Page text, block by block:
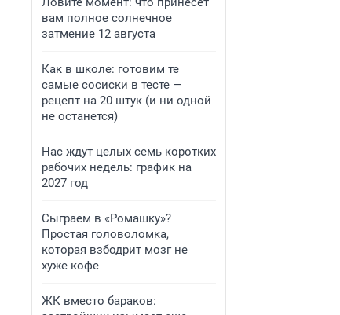
вам полное солнечное
затмение 12 августа
Как в школе: готовим те
самые сосиски в тесте —
рецепт на 20 штук (и ни одной
не останется)
Нас ждут целых семь коротких
рабочих недель: график на
2027 год
Сыграем в «Ромашку»?
Простая головоломка,
которая взбодрит мозг не
хуже кофе
ЖК вместо бараков: